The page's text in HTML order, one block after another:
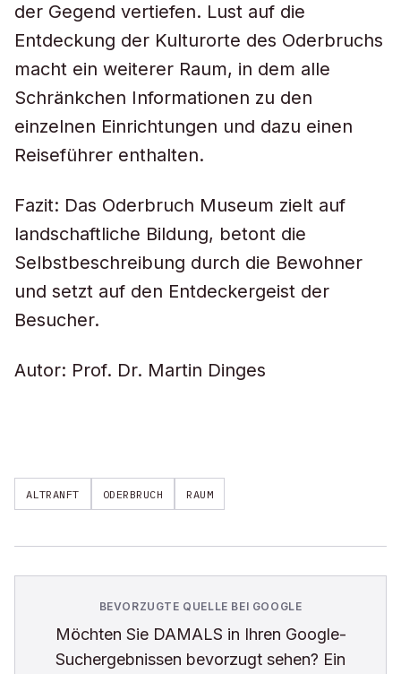
der Gegend vertiefen. Lust auf die
Entdeckung der Kulturorte des Oderbruchs
macht ein weiterer Raum, in dem alle
Schränkchen Informationen zu den
einzelnen Einrichtungen und dazu einen
Reiseführer enthalten.
Fazit: Das Oderbruch Museum zielt auf
landschaftliche Bildung, betont die
Selbstbeschreibung durch die Bewohner
und setzt auf den Entdeckergeist der
Besucher.
Autor: Prof. Dr. Martin Dinges
ALTRANFT ODERBRUCH RAUM
BEVORZUGTE QUELLE BEI GOOGLE
Möchten Sie DAMALS in Ihren Google-
Suchergebnissen bevorzugt sehen? Ein